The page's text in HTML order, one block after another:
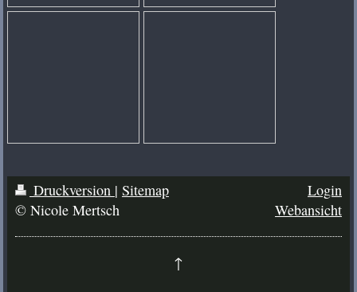
Druckversion | Sitemap
© Nicole Mertsch
Login
Webansicht
↑